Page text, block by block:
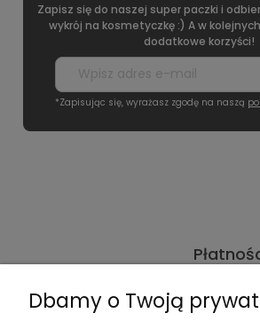
Zapisz się do naszej super paczki i
wykrój na kosmetyczkę :) A w
dodatkowe korzyści!
*Zapisując się, wyrażasz zgodę na naszą
Dbamy o Twoją